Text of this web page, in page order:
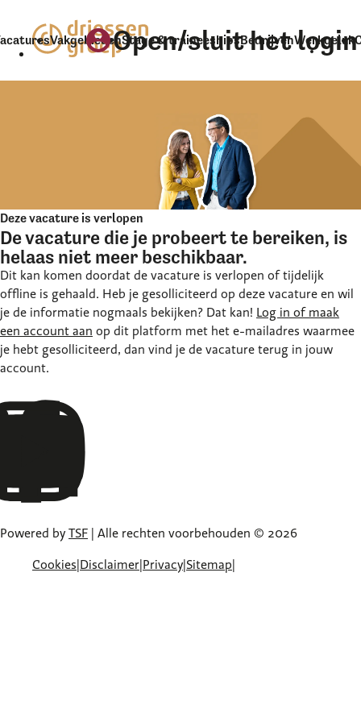
VakgebiedenStage & traineeshipsBedrijvenWerkgeluk
account_circleOpen/sluit het
Deze vacature is verlopen
De vacature die je probeert te bereiken, is
helaas niet meer beschikbaar.
Dit kan komen doordat de vacature is verlopen of tijdelijk
offline is gehaald. Heb je gesolliciteerd op deze vacature en wil
je de informatie nogmaals bekijken? Dat kan! Log in of maak
een account aan op dit platform met het e-mailadres waarmee
je hebt gesolliciteerd, dan vind je de vacature terug in jouw
account.
Powered by TSF | Alle rechten voorbehouden © 2026
Cookies Disclaimer Privacy Sitemap